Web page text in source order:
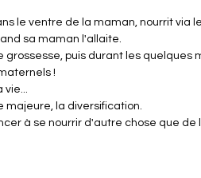
le ventre de la maman, nourrit via
sa maman l'allaite.
grossesse, puis durant les
!
vie...
majeure, la diversification.
à se nourrir d'autre chose que de